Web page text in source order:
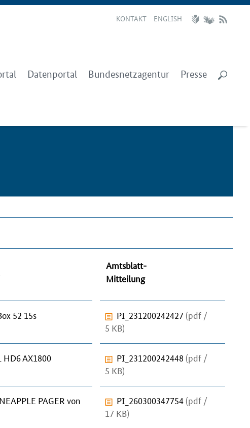
KONTAKT ENGLISH
Datenportal Bundesnetzagentur Presse
Amtsblatt-
Mitteilung
52 15s PI_231200242427 (pdf /
5 KB)
HD6 AX1800 PI_231200242448 (pdf /
5 KB)
PAGER von
PI_260300347754 (pdf /
17 KB)